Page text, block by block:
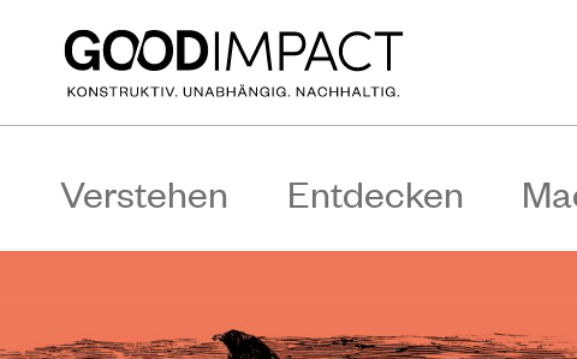
Verstehen Entdecken